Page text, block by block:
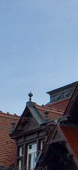
gesammelt, die
auf wichtige
und